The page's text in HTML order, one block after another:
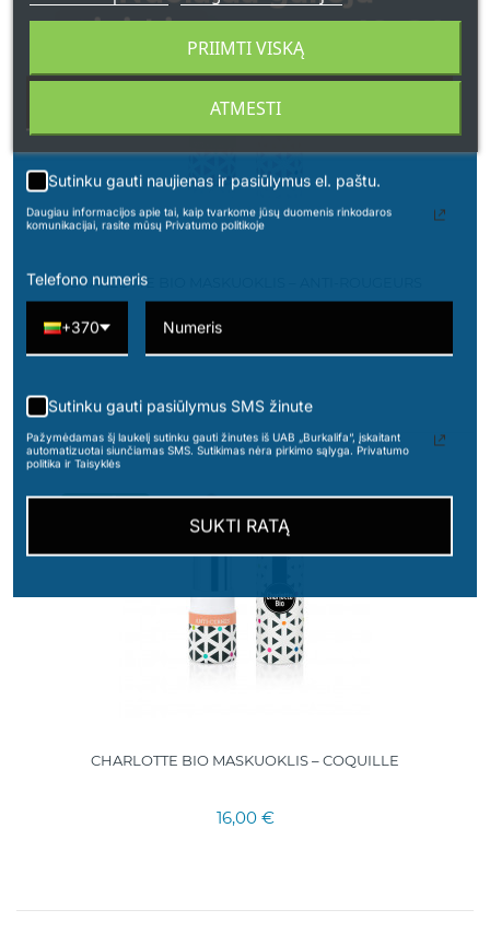
CHARLOTTE BIO MASKUOKLIS – ANTI-ROUGEURS
16,00 €
PRANCŪZIJA
CHARLOTTE BIO MASKUOKLIS – COQUILLE
16,00 €
ATMESTI
PRIIMTI VISKĄ
apsipirkimams nuo 49 € !
Sutinku gauti naujienas ir pasiūlymus el. paštu.
Daugiau informacijos apie tai, kaip tvarkome jūsų duomenis rinkodaros
komunikacijai, rasite mūsų Privatumo politikoje
Telefono numeris
+370
Sutinku gauti pasiūlymus SMS žinute
Pažymėdamas šį laukelį sutinku gauti žinutes iš UAB „Burkalifa“, įskaitant
automatizuotai siunčiamas SMS. Sutikimas nėra pirkimo sąlyga. Privatumo
politika ir Taisyklės
SUKTI RATĄ